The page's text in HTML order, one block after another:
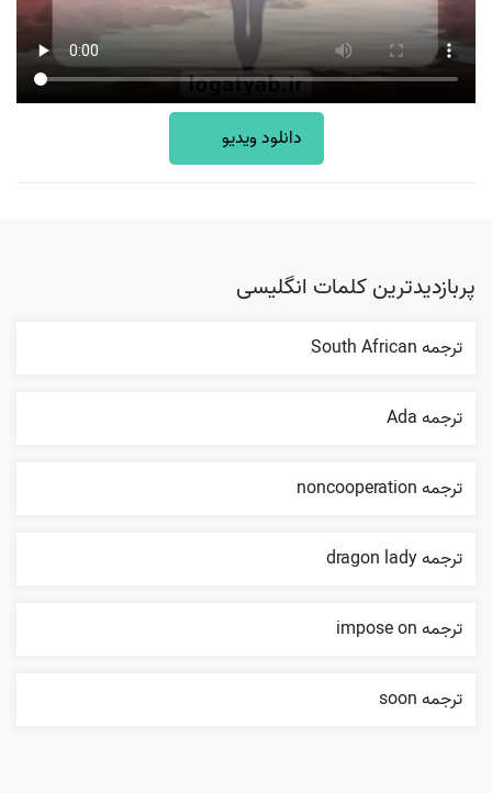
دانلود ویدیو
پربازدیدترین کلمات انگلیسی
ترجمه South African
ترجمه Ada
ترجمه noncooperation
ترجمه dragon lady
ترجمه impose on
ترجمه soon